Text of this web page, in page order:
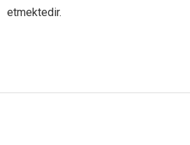
etmektedir.